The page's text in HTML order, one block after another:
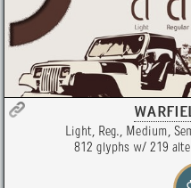
Light, Reg., Medium,
812 glyphs w/ 219